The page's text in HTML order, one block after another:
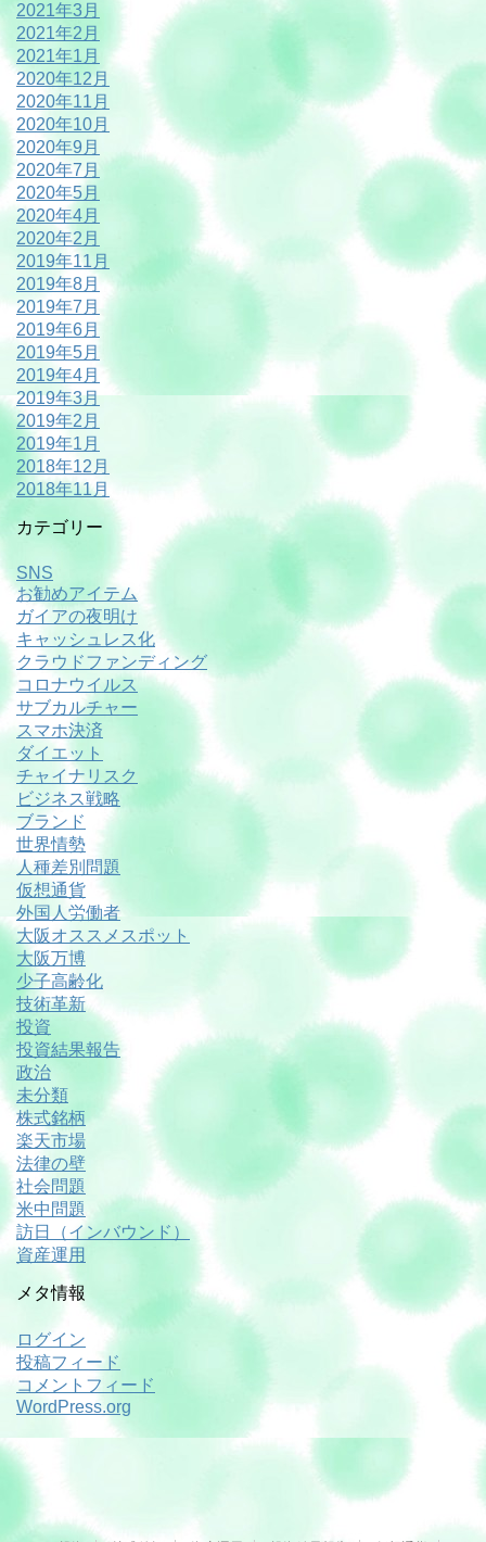
2021年3月
2021年2月
2021年1月
2020年12月
2020年11月
2020年10月
2020年9月
2020年7月
2020年5月
2020年4月
2020年2月
2019年11月
2019年8月
2019年7月
2019年6月
2019年5月
2019年4月
2019年3月
2019年2月
2019年1月
2018年12月
2018年11月
カテゴリー
SNS
お勧めアイテム
ガイアの夜明け
キャッシュレス化
クラウドファンディング
コロナウイルス
サブカルチャー
スマホ決済
ダイエット
チャイナリスク
ビジネス戦略
ブランド
世界情勢
人種差別問題
仮想通貨
外国人労働者
大阪オススメスポット
大阪万博
少子高齢化
技術革新
投資
投資結果報告
政治
未分類
株式銘柄
楽天市場
法律の壁
社会問題
米中問題
訪日（インバウンド）
資産運用
メタ情報
ログイン
投稿フィード
コメントフィード
WordPress.org